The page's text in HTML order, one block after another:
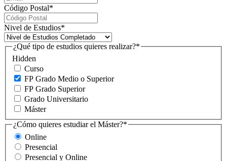
Código Postal*
Nivel de Estudios*
Hidden
¿Qué tipo de estudios quieres realizar?*
Curso
FP Grado Medio o Superior
FP Grado Superior
Grado Universitario
Máster
¿Cómo quieres estudiar el Máster?*
Online
Presencial
Presencial y Online